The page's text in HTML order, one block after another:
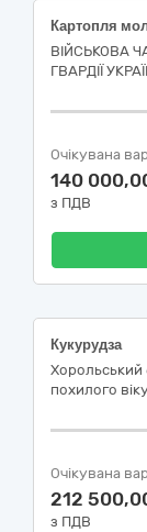
Картопля
ВІЙСЬКОВА
ГВАРДІЇ
Очікувана
140
з ПДВ
Кукурудза
Хорольський
похилого
Очікувана
212
з ПДВ